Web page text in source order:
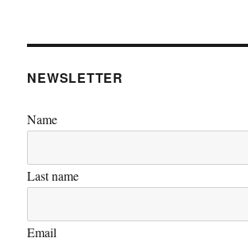
NEWSLETTER
Name
Last name
Email